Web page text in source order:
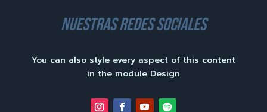
nuestras redes sociales
You can also style every aspect of this content
in the module Design